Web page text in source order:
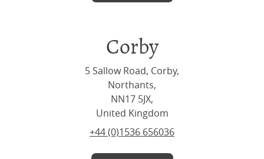
Corby
5 Sallow Road, Corby,
Northants,
NN17 5JX,
United Kingdom
+44 (0)1536 656036